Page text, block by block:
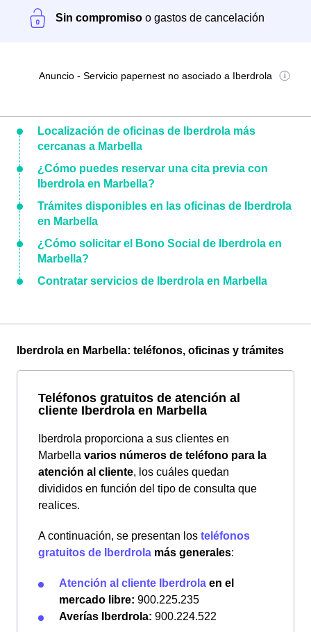
Sin compromiso o gastos de cancelación
Anuncio - Servicio papernest no asociado a Iberdrola
Localización de oficinas de Iberdrola más
cercanas a Marbella
¿Cómo puedes reservar una cita previa con
Iberdrola en Marbella?
Trámites disponibles en las oficinas de Iberdrola
en Marbella
¿Cómo solicitar el Bono Social de Iberdrola en
Marbella?
Contratar servicios de Iberdrola en Marbella
Iberdrola en Marbella: teléfonos, oficinas y trámites
Teléfonos gratuitos de atención al
cliente Iberdrola en Marbella
Iberdrola proporciona a sus clientes en
Marbella varios números de teléfono para la
atención al cliente, los cuáles quedan
divididos en función del tipo de consulta que
realices.
A continuación, se presentan los teléfonos
gratuitos de Iberdrola más generales:
Atención al cliente Iberdrola en el
mercado libre: 900.225.235
Averías Iberdrola: 900.224.522